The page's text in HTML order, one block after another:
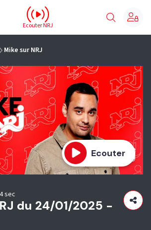
- Accueil
Ecouter NRJ
Mike sur NRJ
Ecouter
du 24/01/2025 -
sec